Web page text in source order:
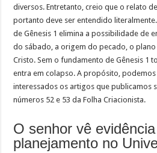
diversos. Entretanto, creio que o relato
portanto deve ser entendido
de Gênesis 1 elimina a possibilidade de
do sábado, a origem do pecado, o plano
Cristo. Sem o fundamento de Gênesis 1
entra em colapso. A propósito,
interessados os artigos que publicamos
números 52 e 53 da Folha Criacionista.
O senhor vê
planejamento no